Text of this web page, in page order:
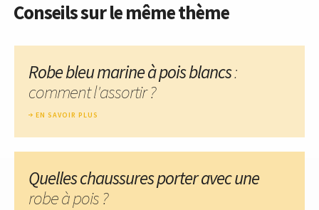
Conseils sur le même thème
Robe bleu marine à pois blancs:
comment l'assortir ?
EN SAVOIR PLUS
Quelles chaussures porter avec une
robe à pois ?